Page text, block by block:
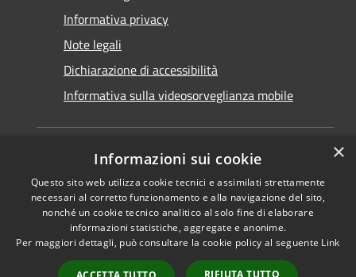
Informativa privacy
Note legali
Dichiarazione di accessibilità
Informativa sulla videosorveglianza mobile
RSS
Accessibilità
Cookie
Mappa del sito
Copyright © 2026 • Comune di
Taranto • Powered by
Municipium•Accesso
redazione
×
Informazioni sui cookie
Questo sito web utilizza cookie tecnici e assimilati strettamente
necessari al corretto funzionamento e alla navigazione del sito,
nonché un cookie tecnico analitico al solo fine di elaborare
informazioni statistiche, aggregate e anonime.
Per maggiori dettagli, può consultare la cookie policy al seguente Link
RIFIUTA TUTTO